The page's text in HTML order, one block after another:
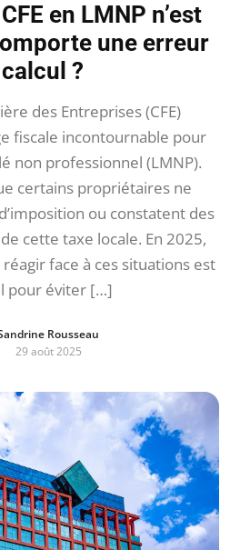
en LMNP n’est
une erreur
?
des Entreprises (CFE)
fiscale incontournable pour
non professionnel (LMNP).
certains propriétaires ne
ou constatent des
cette taxe locale. En 2025,
face à ces situations est
pour éviter […]
Rousseau
29 août 2025